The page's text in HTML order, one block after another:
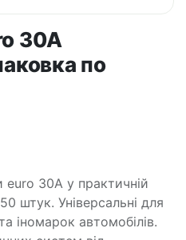
30A
по
euro 30A у практичній
штук. Універсальні для
іномарок автомобілів.